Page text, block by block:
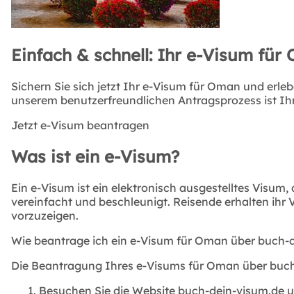
Einfach & schnell: Ihr e-Visum für
Sichern Sie sich jetzt Ihr e-Visum für Oman und
unserem benutzerfreundlichen Antragsprozess ist
Jetzt e-Visum beantragen
Was ist ein e-Visum?
Ein e-Visum ist ein elektronisch ausgestelltes
vereinfacht und beschleunigt. Reisende erhalten ihr
vorzuzeigen.
Wie beantrage ich ein e-Visum für Oman über buch-
Die Beantragung Ihres e-Visums für Oman über
Besuchen Sie die Website buch-dein-visum.de